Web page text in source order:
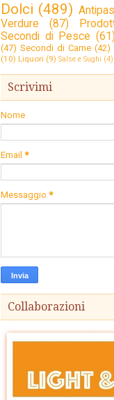
Dolci (489)
Verdure
(87)
Secondi di Pesce (61)
(47) Secondi di Carne (42)
(10) Liquori (9) Salse e Sughi (4)
Scrivimi
Nome
Email *
Messaggio *
Collaborazioni